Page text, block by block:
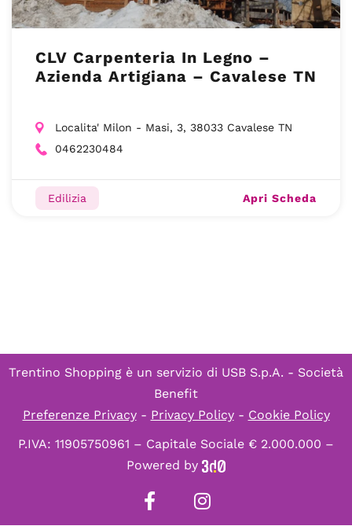
CLV Carpenteria In Legno –
Azienda Artigiana – Cavalese TN
Localita' Milon - Masi, 3, 38033 Cavalese TN
0462230484
Edilizia Apri Scheda
Trentino Shopping è un servizio di USB S.p.A. - Società
Benefit
Preferenze Privacy- Privacy Policy- Cookie Policy
P.IVA: 11905750961 – Capitale Sociale € 2.000.000 –
Powered by